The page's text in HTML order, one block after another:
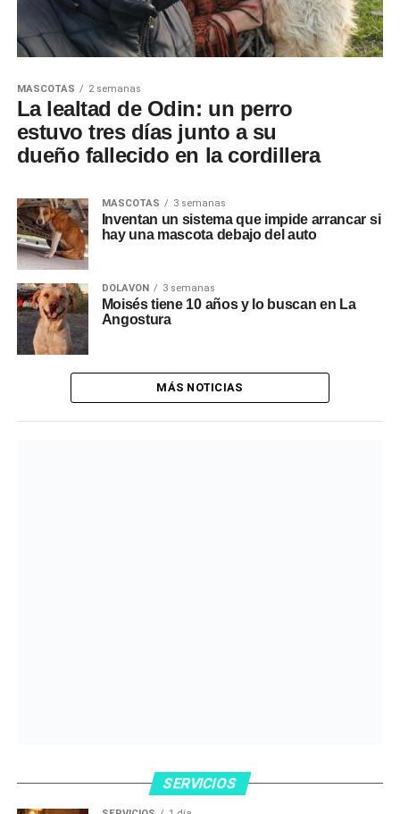
MASCOTAS 2 semanas
La lealtad de Odin: un perro
estuvo tres días junto a su
dueño fallecido en la cordillera
MASCOTAS 3 semanas
Inventan un sistema que impide arrancar si
hay una mascota debajo del auto
DOLAVON 3 semanas
Moisés tiene 10 años y lo buscan en La
Angostura
MÁS NOTICIAS
SERVICIOS